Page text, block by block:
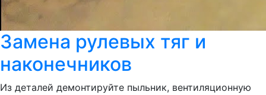
Замена рулевых тяг и
наконечников
Из деталей демонтируйте пыльник, вентиляционную